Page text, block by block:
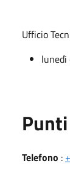
Ufficio
lunedì
Telefono :